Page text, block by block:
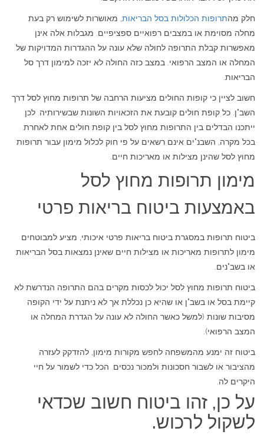
חלק מהתרופות הכלולות בסל הבריאות, מאושרות לשימוש רק בעת
מחלה מסוימת או במצבים רפואיים ספציפיים. מגבלות אלה אינן
מאפשרות קבלת התרופה לחולה שלא עונה על ההגדרות המדויקות של
המחלה או המצב הרפואי. במצב כזה החולה לא יזכה למימון דרך סל
הבריאות.
חשוב לציין כי קופות החולים מציעות הרחבה של תרופות מחוץ לסל דרך
השב"ן. כל קופת חולים קובעת את הזכאויות השונות שבשירותיה. לכן
ייתכנו הבדלים בין התרופות מחוץ לסל בין קופת חולים אחת לאחרת.
בכל מקרה, השבנ"ים אינם רשאים על פי חוק לכלול מימון עבור תרופות
מחוץ לסל שהינן מצילות או מאריכות חיים.
מימון תרופות מחוץ לסל
באמצעות ביטוח בריאות פרטי
ביטוח תרופות במסגרת ביטוח בריאות פרטי איכותי, מציע למבוטחים
מימון לתרופות מאריכות או מצילות חיים שאינן נמצאות בסל הבריאות
או בשב"נים.
ביטוח תרופות מחוץ לסל יכול לכסות מקרים בהם התרופה הנדרשת לא
קיימת בסל או בשב"ן או שהיא כן נכללת אך לא ניתנת על ידי הקופה
מסיבות שונות (למשל כאשר החולה לא עונה על הגדרת המחלה או
המצב הרפואי).
ביטוח זה ימנע מהמשפחה לחפש מקורות מימון, להזדקק לעזרה
מהציבור או לשבור חסכונות ולמכור נכסים. הכל כדי לשמור על חיי
היקרים לה.
על כן, זהו ביטוח חשוב שכדאי
לשקול לרכוש.